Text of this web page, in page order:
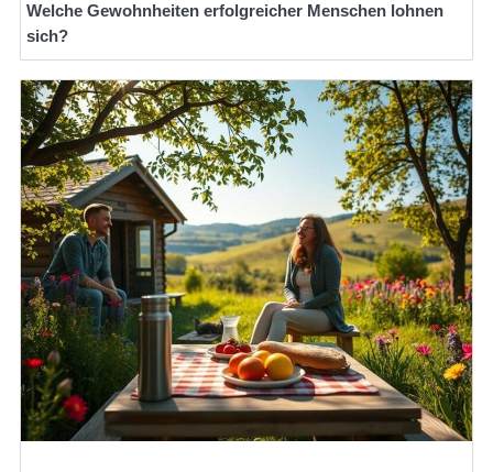
Welche Gewohnheiten erfolgreicher Menschen lohnen
sich?